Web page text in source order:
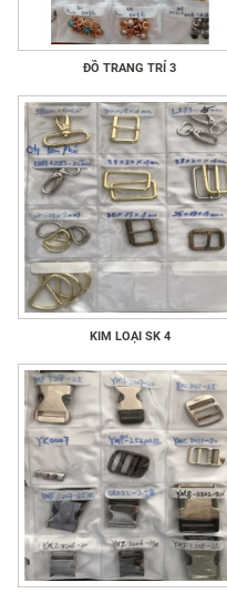
ĐỒ TRANG TRÍ 3
KIM LOẠI SK 4